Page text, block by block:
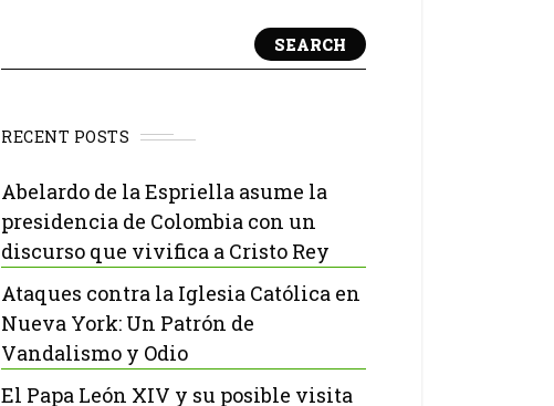
SEARCH
RECENT POSTS
Abelardo de la Espriella asume la
presidencia de Colombia con un
discurso que vivifica a Cristo Rey
Ataques contra la Iglesia Católica en
Nueva York: Un Patrón de
Vandalismo y Odio
El Papa León XIV y su posible visita